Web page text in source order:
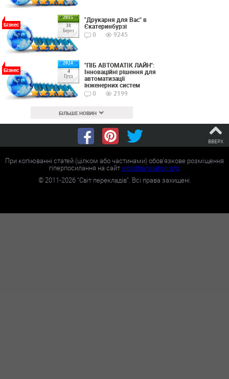
2015
31
Берез
Бізнес
"Друкарня для Вас" в
Єкатеринбурзі
0
9245
2024
4
Груд
Бізнес
"ПІБ АВТОМАТІК ЛАЙН":
Інноваційні рішення для
автоматизації
інженерних систем
0
2199
БІЛЬШЕ НОВИН
ВВЕРХ
При копіюванні статей (цілком або частинами) обов'язкове розміщення
гіперпосилання на сайтworldtranslation.org.
©2011-2026"Світ перекладів". Всі права захищені.